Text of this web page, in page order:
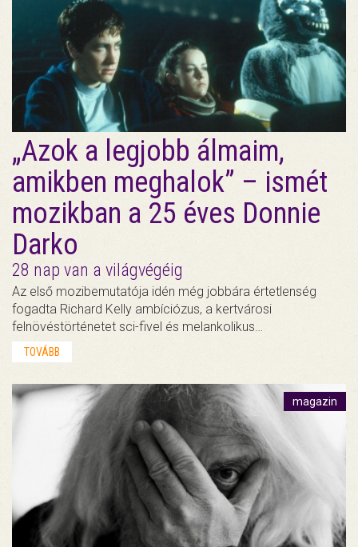
„Azok a legjobb álmaim,
amikben meghalok” – ismét
mozikban a 25 éves Donnie
Darko
28 nap van a világvégéig
Az első mozibemutatója idén még jobbára értetlenség
fogadta Richard Kelly ambíciózus, a kertvárosi
felnövéstörténetet sci-fivel és melankolikus…
TOVÁBB
magazin